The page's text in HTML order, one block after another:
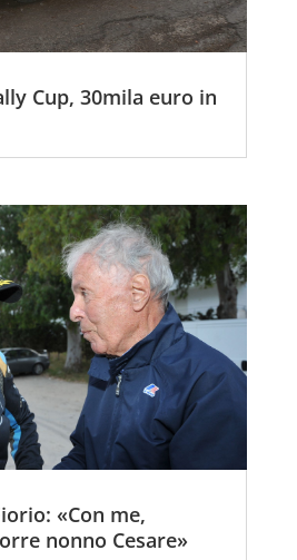
Cup, 30mila euro in
«Con me,
nonno Cesare»